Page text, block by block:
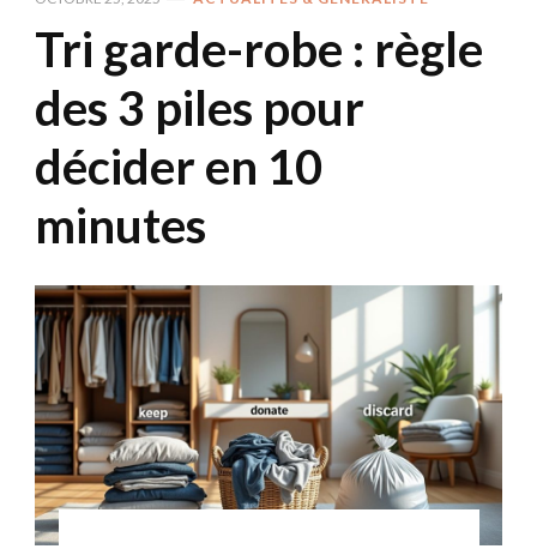
Tri garde-robe : règle
des 3 piles pour
décider en 10
minutes